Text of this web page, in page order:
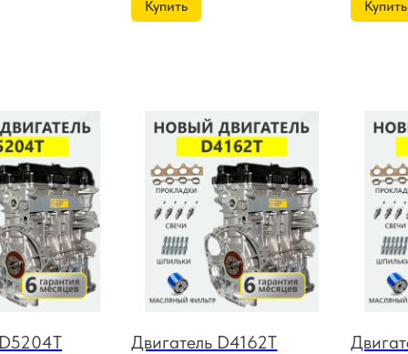
Купить Купить
Двигатель D4162T